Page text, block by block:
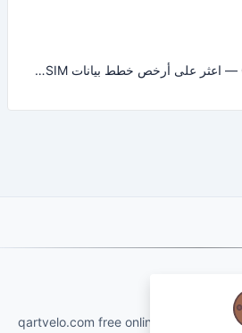
CheapereSIM — اعثر على أرخص خطط بيانات eSIM للسفر في 2026
qartvelo.com free online tools and